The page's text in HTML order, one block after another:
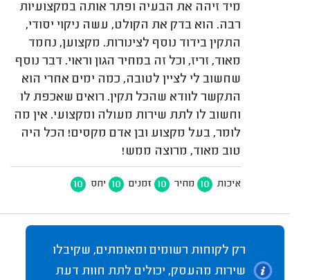
מיד זיהה את הבעיה ופתר אותה במקצועיות
רבה. הוא בדק את הקולט, עשה ניקוי יסודי,
התקין בידוד נוסף לצינורות. מקצוען, נחמד
מאוד, זריז, וכל זה במחיר הגון וראוי. דבר נוסף
שחשוב לי לציין לטובה, כמה ימים אחרי הוא
התקשר לוודא שהכל תקין. רואים שאכפת לו
וחשוב לו לתת שירות מעולה ומקצועי. אין מה
לומר, בעל מקצוע ובן אדם מקסים! הכל היה
טוב מאוד, מרוצה ממש!
איכות 10 מחיר 10 זמנים 10 יחס 10
רק לקוחות רשומים ומאומתים, שקיבלו
שירות מהעסק, יכולים לתת חוות דעת